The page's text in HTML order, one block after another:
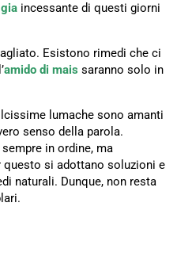
incessante di questi giorni
Esistono rimedi che ci
amido di mais saranno solo in
lumache sono amanti
senso della parola.
sempre in ordine, ma
questo si adottano soluzioni e
naturali. Dunque, non resta